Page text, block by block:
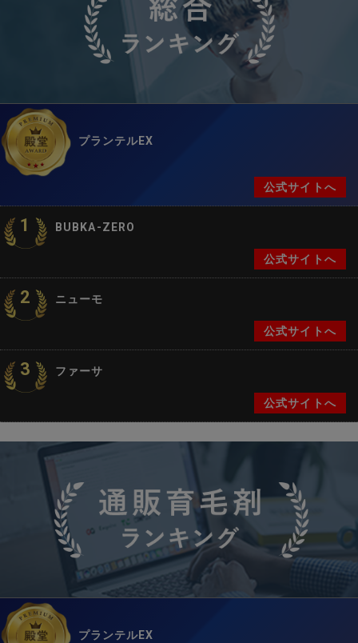
プランテルEX
公式サイトへ
1 BUBKA-ZERO
公式サイトへ
2 ニューモ
公式サイトへ
3 ファーサ
公式サイトへ
プランテルEX